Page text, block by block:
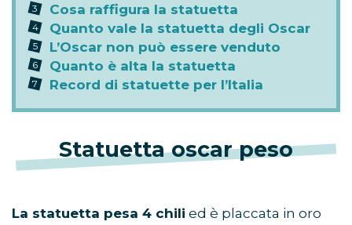
Cosa raffigura la statuetta
Quanto vale la statuetta degli Oscar
L’Oscar non può essere venduto
Quanto è alta la statuetta
Record di statuette per l’Italia
Statuetta oscar peso
La statuetta pesa 4 chili ed è placcata in oro